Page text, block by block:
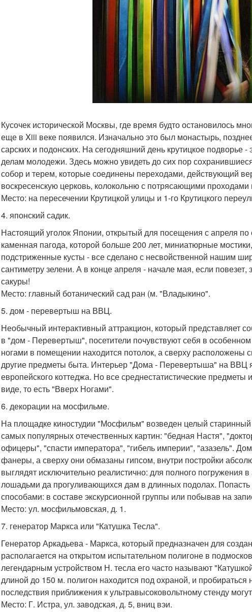
Кусочек исторической Москвы, где время будто остановилось
еще в Xiii веке появился. Изначально это был монастырь,
сарских и подонских. На сегодняшний день крутицкое подворье
делам молодежи. Здесь можно увидеть до сих пор
собор и терем, которые соединены переходами, действующий
воскресенскую церковь, колокольню с потрясающими
Место: на пересечении Крутицкой улицы и 1-го Крутицкого
4. японский садик.
Настоящий уголок Японии, открытый для посещения с апреля по
каменная пагода, которой больше 200 лет, миниатюрные
подстриженные кусты - все сделано с несвойственной нашим
сантиметру зелени. А в конце апреля - начале мая, если
сакуры!
Место: главный ботанический сад ран (м. "Владыкино".
5. дом - перевертыш на ВВЦ.
Необычный интерактивный аттракцион, который представляет
в "дом - Перевертыш", посетители почувствуют себя в
ногами в помещении находится потолок, а сверху
другие предметы быта. Интерьер "Дома - Перевертыша" на ВВЦ
европейского коттеджа. Но все среднестатистические
виде, то есть "Вверх Ногами".
6. декорации на мосфильме.
На площадке киностудии "Мосфильм" возведен целый
самых популярных отечественных картин: "бедная Настя",
офицеры", "спасти императора", "гибель империи", "азазель".
фанеры, а сверху они обмазаны гипсом, внутри постройки
выглядят исключительно реалистично: для полного погружения
лошадьми да прогуливающихся дам в длинных подолах.
способами: в составе экскурсионной группы или побывав на
Место: ул. мосфильмовская, д. 1.
7. генератор Маркса или "Катушка Тесла".
Генератор Аркадьева - Маркса, который предназначен для
располагается на открытом испытательном полигоне в
легендарным устройством Н. тесла его часто называют
длиной до 150 м. полигон находится под охраной, и
последствия приближения к ультравысоковольтному стенду
Место: Г. Истра, ул. заводская, д. 5, вниц вэи.